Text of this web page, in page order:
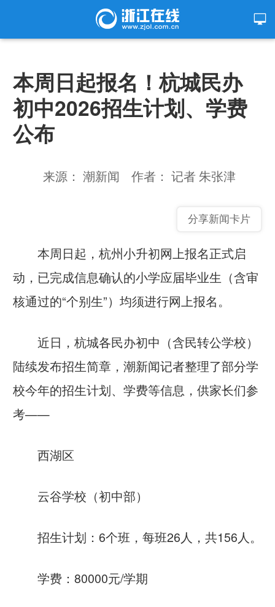
本周日起报名！杭城民办
初中2026招生计划、学费
公布
来源： 潮新闻 作者： 记者 朱张津
分享新闻卡片
本周日起，杭州小升初网上报名正式启
动，已完成信息确认的小学应届毕业生（含审
核通过的“个别生”）均须进行网上报名。
近日，杭城各民办初中（含民转公学校）
陆续发布招生简章，潮新闻记者整理了部分学
校今年的招生计划、学费等信息，供家长们参
考——
西湖区
云谷学校（初中部）
招生计划：6个班，每班26人，共156人。
学费：80000元/学期